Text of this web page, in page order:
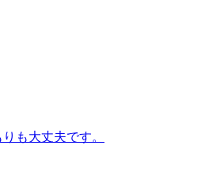
も大丈夫です。